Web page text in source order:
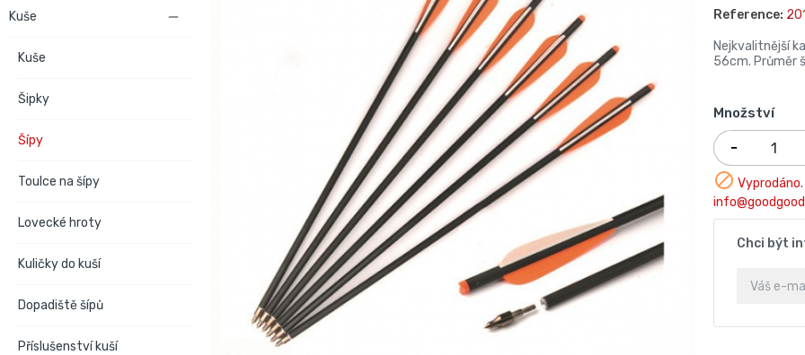
Kuše 
Kuše
Šipky
Šípy
Toulce na šípy
Lovecké hroty
Kuličky do kuší
Dopadiště šípů
Příslušenství kuší
Reference:
Nejkvalitnější
56cm. Průměr
Množství

Chci být